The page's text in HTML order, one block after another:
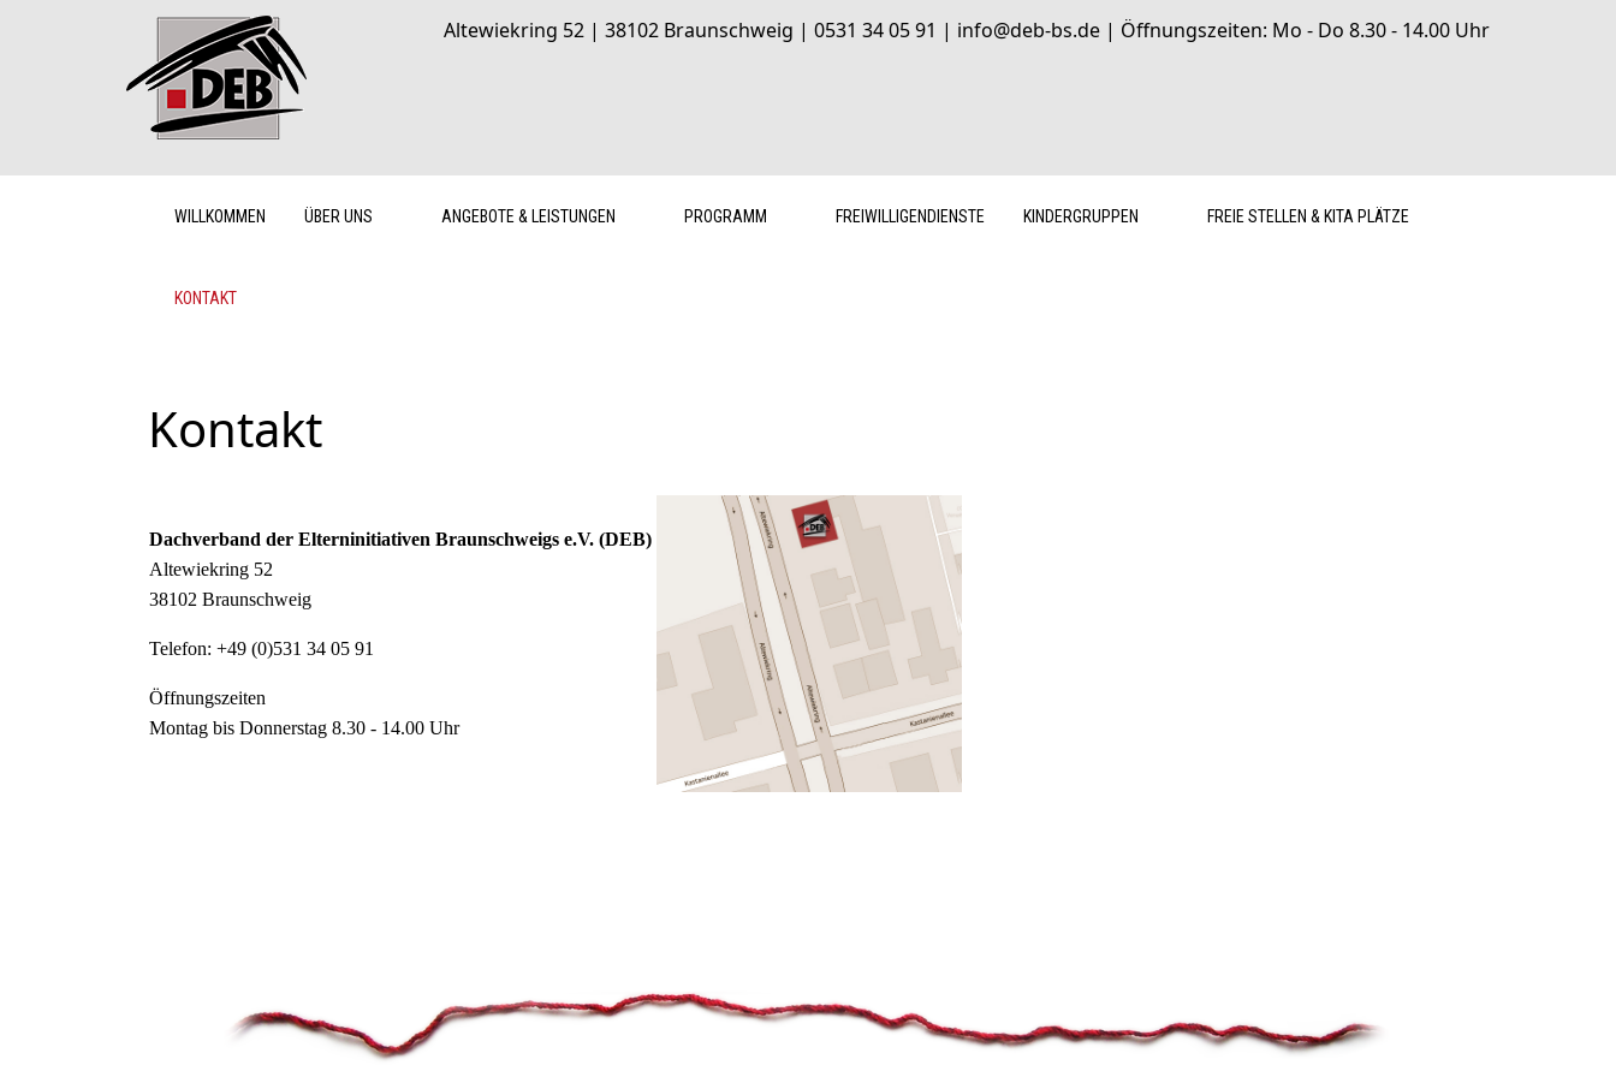
Altewiekring 52 | 38102 Braunschweig | 0531 34 05 91 | info@deb-bs.de | Öffnungszeiten: Mo - Do 8.30 - 14.00 Uhr
WILLKOMMEN ÜBER UNS ANGEBOTE & LEISTUNGEN PROGRAMM FREIWILLIGENDIENSTE KINDERGRUPPEN FREIE STELLEN & KITA PLÄTZE
KONTAKT
Kontakt
Dachverband der Elterninitiativen Braunschweigs e.V. (DEB)
Altewiekring 52
38102 Braunschweig
Telefon: +49 (0)531 34 05 91
Öffnungszeiten
Montag bis Donnerstag 8.30 - 14.00 Uhr